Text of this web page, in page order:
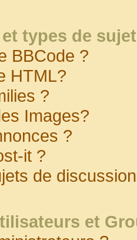
types de
BBCode ?
HTML?
?
Images?
?
it ?
de
et